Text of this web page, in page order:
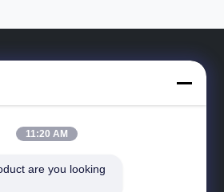
11:20 AM
are you looking